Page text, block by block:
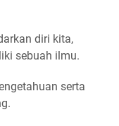
diri kita,
sebuah ilmu.
serta